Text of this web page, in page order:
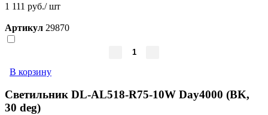
1 111 руб./ шт
Артикул 29870
В корзину
Светильник DL-AL518-R75-10W Day4000 (BK,
30 deg)